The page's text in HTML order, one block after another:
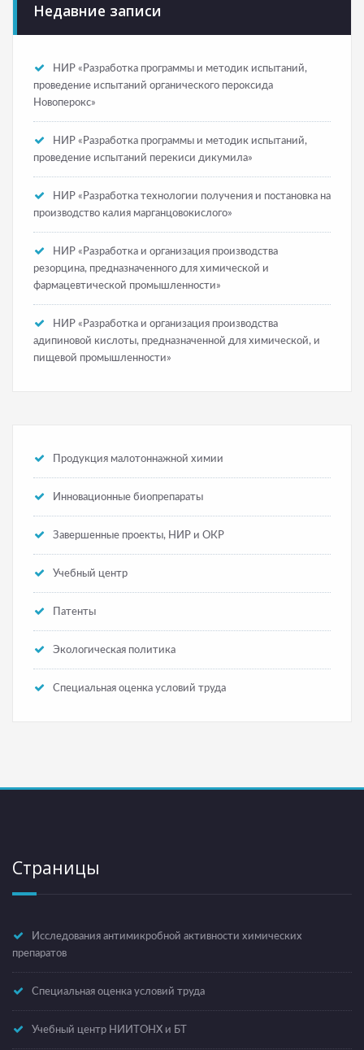
Недавние записи
НИР «Разработка программы и методик испытаний,
проведение испытаний органического пероксида
Новоперокс»
НИР «Разработка программы и методик испытаний,
проведение испытаний перекиси дикумила»
НИР «Разработка технологии получения и постановка на
производство калия марганцовокислого»
НИР «Разработка и организация производства
резорцина, предназначенного для химической и
фармацевтической промышленности»
НИР «Разработка и организация производства
адипиновой кислоты, предназначенной для химической, и
пищевой промышленности»
Продукция малотоннажной химии
Инновационные биопрепараты
Завершенные проекты, НИР и ОКР
Учебный центр
Патенты
Экологическая политика
Специальная оценка условий труда
Страницы
Исследования антимикробной активности химических
препаратов
Специальная оценка условий труда
Учебный центр НИИТОНХ и БТ